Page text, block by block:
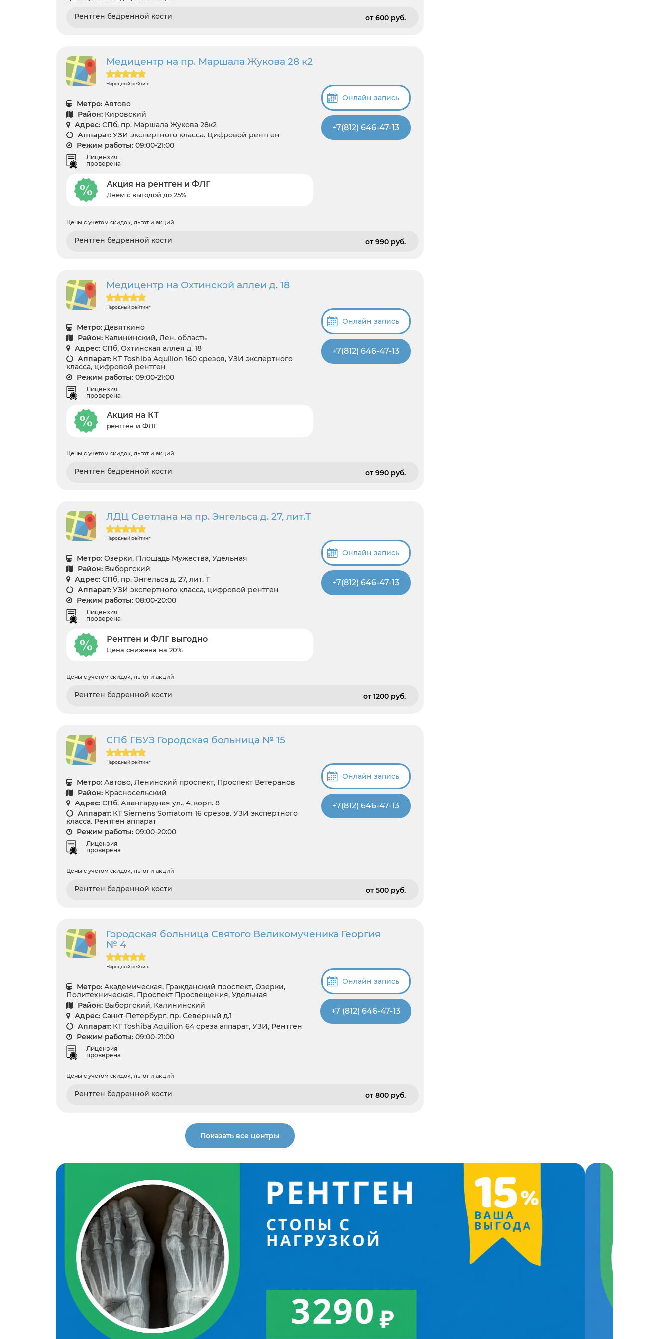
Рентген бедренной кости от 600 pуб.
Медицентр на пр. Маршала Жукова 28 к2
Народный рейтинг
Метро: Автово
Район: Кировский
Адрес: СПб, пр. Маршала Жукова 28к2
Аппарат: УЗИ экспертного класса. Цифровой рентген
Режим работы: 09:00-21:00
Лицензия
проверена
Акция на рентген и ФЛГ
Днем с выгодой до 25%
Онлайн запись
+7(812) 646-47-13
Цены с учетом скидок, льгот и акций
Рентген бедренной кости от 990 pуб.
Медицентр на Охтинской аллеи д. 18
Народный рейтинг
Метро: Девяткино
Район: Калининский, Лен. область
Адрес: СПб, Охтинская аллея д. 18
Аппарат: КТ Toshiba Aquilion 160 срезов, УЗИ экспертного
класса, цифровой рентген
Режим работы: 09:00-21:00
Лицензия
проверена
Акция на КТ
рентген и ФЛГ
Онлайн запись
+7(812) 646-47-13
Цены с учетом скидок, льгот и акций
Рентген бедренной кости от 990 pуб.
ЛДЦ Светлана на пр. Энгельса д. 27, лит.Т
Народный рейтинг
Метро: Озерки, Площадь Мужества, Удельная
Район: Выборгский
Адрес: СПб, пр. Энгельса д. 27, лит. Т
Аппарат: УЗИ экспертного класса, цифровой рентген
Режим работы: 08:00-20:00
Лицензия
проверена
Рентген и ФЛГ выгодно
Цена снижена на 20%
Онлайн запись
+7(812) 646-47-13
Цены с учетом скидок, льгот и акций
Рентген бедренной кости от 1200 pуб.
СПб ГБУЗ Городская больница № 15
Народный рейтинг
Метро: Автово, Ленинский проспект, Проспект Ветеранов
Район: Красносельский
Адрес: СПб, Авангардная ул., 4, корп. 8
Аппарат: КТ Siemens Somatom 16 срезов. УЗИ экспертного
класса. Рентген аппарат
Режим работы: 09:00-20:00
Лицензия
проверена
Онлайн запись
+7(812) 646-47-13
Цены с учетом скидок, льгот и акций
Рентген бедренной кости от 500 pуб.
Городская больница Святого Великомученика Георгия
№ 4
Народный рейтинг
Метро: Академическая, Гражданский проспект, Озерки,
Политехническая, Проспект Просвещения, Удельная
Район: Выборгский, Калининский
Адрес: Санкт-Петербург, пр. Северный д.1
Аппарат: КТ Toshiba Aquilion 64 среза аппарат, УЗИ, Рентген
Режим работы: 09:00-21:00
Лицензия
проверена
Онлайн запись
+7 (812) 646-47-13
Цены с учетом скидок, льгот и акций
Рентген бедренной кости от 800 pуб.
Показать все центры